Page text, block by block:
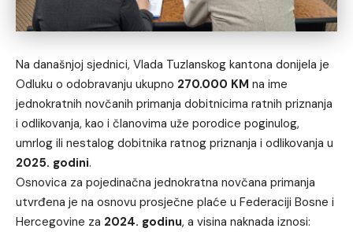
Na današnjoj sjednici, Vlada Tuzlanskog kantona donijela je
Odluku o odobravanju ukupno 270.000 KM na ime
jednokratnih novčanih primanja dobitnicima ratnih priznanja
i odlikovanja, kao i članovima uže porodice poginulog,
umrlog ili nestalog dobitnika ratnog priznanja i odlikovanja u
2025. godini.
Osnovica za pojedinačna jednokratna novčana primanja
utvrđena je na osnovu prosječne plaće u Federaciji Bosne i
Hercegovine za 2024. godinu, a visina naknada iznosi: